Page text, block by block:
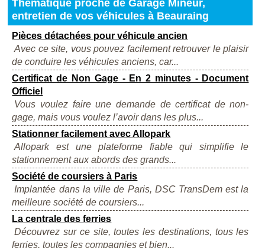
Thématique proche de Garage Mineur,
entretien de vos véhicules à Beauraing
Pièces détachées pour véhicule ancien
Avec ce site, vous pouvez facilement retrouver le plaisir
de conduire les véhicules anciens, car...
Certificat de Non Gage - En 2 minutes - Document
Officiel
Vous voulez faire une demande de certificat de non-
gage, mais vous voulez l’avoir dans les plus...
Stationner facilement avec Allopark
Allopark est une plateforme fiable qui simplifie le
stationnement aux abords des grands...
Société de coursiers à Paris
Implantée dans la ville de Paris, DSC TransDem est la
meilleure société de coursiers...
La centrale des ferries
Découvrez sur ce site, toutes les destinations, tous les
ferries, toutes les compagnies et bien...